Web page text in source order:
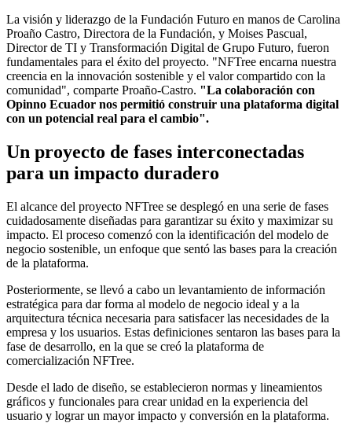
La visión y liderazgo de la Fundación Futuro en manos de Carolina
Proaño Castro, Directora de la Fundación, y Moises Pascual,
Director de TI y Transformación Digital de Grupo Futuro, fueron
fundamentales para el éxito del proyecto. "NFTree encarna nuestra
creencia en la innovación sostenible y el valor compartido con la
comunidad", comparte Proaño-Castro. "La colaboración con
Opinno Ecuador nos permitió construir una plataforma digital
con un potencial real para el cambio".
Un proyecto de fases interconectadas
para un impacto duradero
El alcance del proyecto NFTree se desplegó en una serie de fases
cuidadosamente diseñadas para garantizar su éxito y maximizar su
impacto. El proceso comenzó con la identificación del modelo de
negocio sostenible, un enfoque que sentó las bases para la creación
de la plataforma.
Posteriormente, se llevó a cabo un levantamiento de información
estratégica para dar forma al modelo de negocio ideal y a la
arquitectura técnica necesaria para satisfacer las necesidades de la
empresa y los usuarios. Estas definiciones sentaron las bases para la
fase de desarrollo, en la que se creó la plataforma de
comercialización NFTree.
Desde el lado de diseño, se establecieron normas y lineamientos
gráficos y funcionales para crear unidad en la experiencia del
usuario y lograr un mayor impacto y conversión en la plataforma.